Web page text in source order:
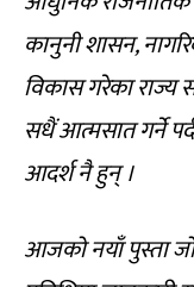
कानुनी शासन,
विकास गरेका राज्य
सधैं आत्मसात गर्ने
आदर्श नै हुन् ।
आजको नयाँ पुस्ता